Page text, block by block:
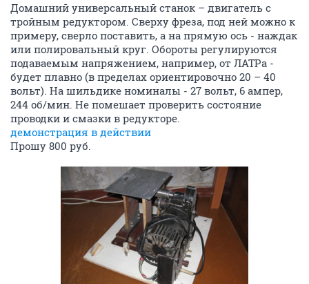
Домашний универсальный станок – двигатель с
тройным редуктором. Сверху фреза, под ней можно к
примеру, сверло поставить, а на прямую ось - наждак
или полировальный круг. Обороты регулируются
подаваемым напряжением, например, от ЛАТРа -
будет плавно (в пределах ориентировочно 20 – 40
вольт). На шильдике номиналы - 27 вольт, 6 ампер,
244 об/мин. Не помешает проверить состояние
проводки и смазки в редукторе.
демонстрация в действии
Прошу 800 руб.